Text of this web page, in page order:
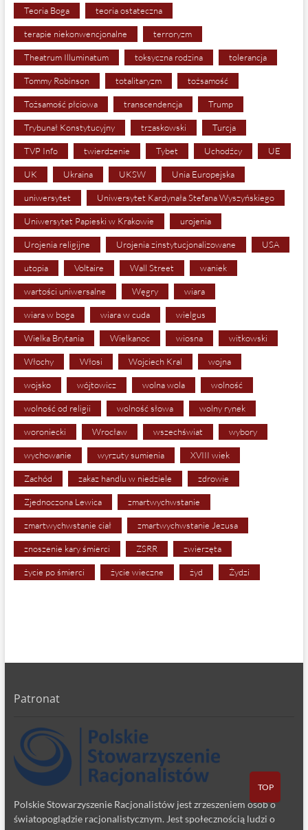
Teoria Boga teoria ostateczna
terapie niekonwencjonalne terroryzm
Theatrum Illuminatum toksyczna rodzina tolerancja
Tommy Robinson totalitaryzm tożsamość
Tożsamość płciowa transcendencja Trump
Trybunał Konstytucyjny trzaskowski Turcja
TVP Info twierdzenie Tybet Uchodźcy UE
UK Ukraina UKSW Unia Europejska
uniwersytet Uniwersytet Kardynała Stefana Wyszyńskiego
Uniwersytet Papieski w Krakowie urojenia
Urojenia religijne Urojenia zinstytucjonalizowane USA
utopia Voltaire Wall Street waniek
wartości uniwersalne Węgry wiara
wiara w boga wiara w cuda wielgus
Wielka Brytania Wielkanoc wiosna witkowski
Włochy Włosi Wojciech Kral wojna
wojsko wójtowicz wolna wola wolność
wolność od religii wolność słowa wolny rynek
woroniecki Wrocław wszechświat wybory
wychowanie wyrzuty sumienia XVIII wiek
Zachód zakaz handlu w niedziele zdrowie
Zjednoczona Lewica zmartwychwstanie
zmartwychwstanie ciał zmartwychwstanie Jezusa
znoszenie kary śmierci ZSRR zwierzęta
życie po śmierci życie wieczne żyd Żydzi
Patronat
Polskie Stowarzyszenie Racjonalistów jest zrzeszeniem osób o
światopoglądzie racjonalistycznym. Jest społecznością ludzi o
TOP